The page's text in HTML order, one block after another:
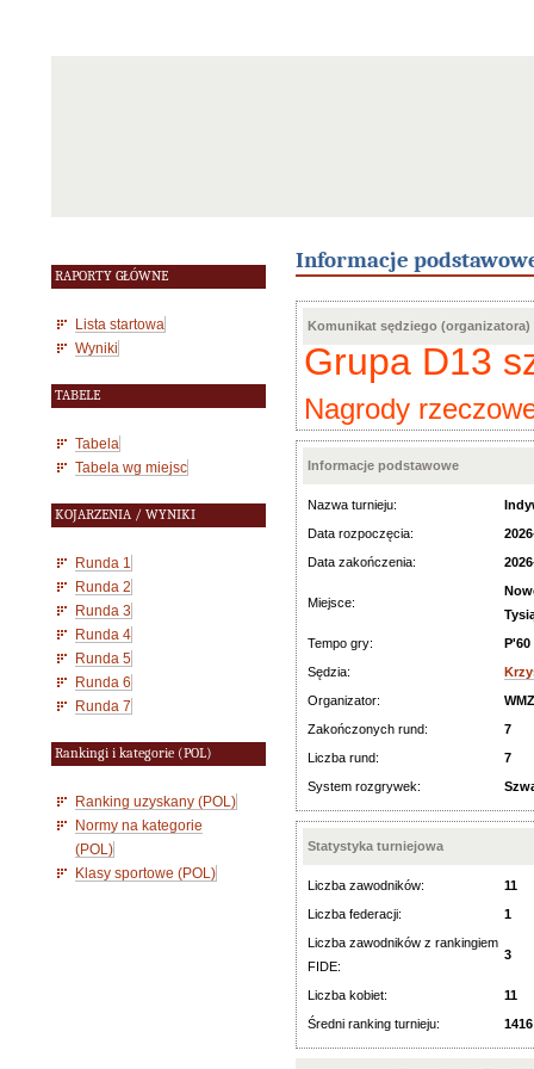
RAPORTY GŁÓWNE
Lista startowa
Wyniki
TABELE
Tabela
Tabela wg miejsc
KOJARZENIA / WYNIKI
Runda 1
Runda 2
Runda 3
Runda 4
Runda 5
Runda 6
Runda 7
Rankingi i kategorie (POL)
Ranking uzyskany (POL)
Normy na kategorie
(POL)
Klasy sportowe (POL)
Informacje
Komunikat sędziego (organizatora)
Grupa D13
Nagrody
Informacje podstawowe
Nazwa turnieju:
Data rozpoczęcia:
Data zakończenia:
Miejsce:
Tempo gry:
P'60
Sędzia:
Organizator:
Zakończonych rund:
7
Liczba rund:
7
System rozgrywek:
Statystyka turniejowa
Liczba zawodników:
11
Liczba federacji:
1
Liczba zawodników z rankingiem
FIDE:
3
Liczba kobiet:
11
Średni ranking turnieju:
1416